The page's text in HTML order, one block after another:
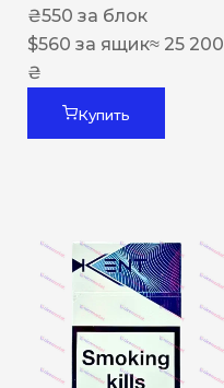
₴550 за блок
$560 за ящик≈ 25 200
₴
Купить